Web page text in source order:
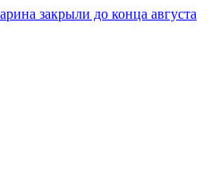
закрыли до конца августа